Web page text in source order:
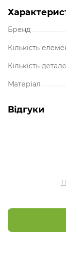
Бренд
Кількість
Кількість
Матеріал
Відгуки